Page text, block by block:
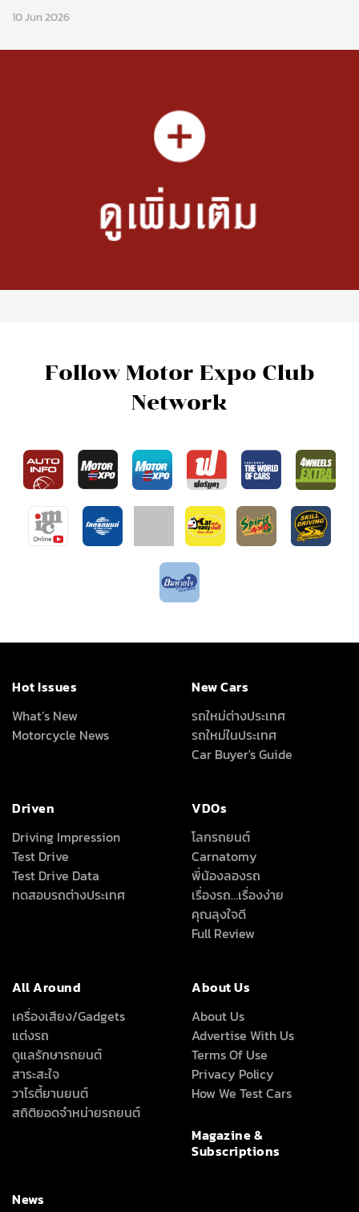
10 Jun 2026
Follow Motor Expo Club
Network
Hot Issues
What’s New
Motorcycle News
New Cars
รถใหม่ต่างประเทศ
รถใหม่ในประเทศ
Car Buyer's Guide
Driven
Driving Impression
Test Drive
Test Drive Data
ทดสอบรถต่างประเทศ
VDOs
โลกรถยนต์
Carnatomy
พี่น้องลองรถ
เรื่องรถ…เรื่องง่าย
คุณลุงใจดี
Full Review
All Around
เครื่องเสียง/Gadgets
แต่งรถ
ดูแลรักษารถยนต์
สาระสะใจ
วาไรตี้ยานยนต์
สถิติยอดจำหน่ายรถยนต์
About Us
About Us
Advertise With Us
Terms Of Use
Privacy Policy
How We Test Cars
Magazine &
Subscriptions
News